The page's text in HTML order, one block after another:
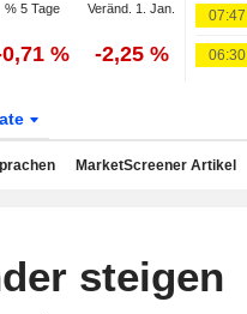
% 5 Tage Veränd. 1. Jan.
% -2,25 %
07:47
06:30
MarketScreener Artikel
steigen